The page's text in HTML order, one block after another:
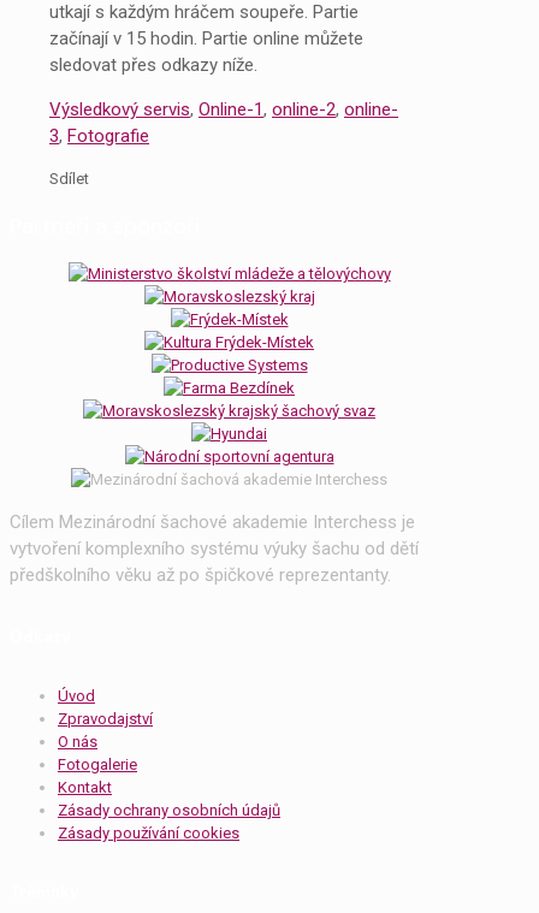
utkají s každým hráčem soupeře. Partie
začínají v 15 hodin. Partie online můžete
sledovat přes odkazy níže.
Výsledkový servis, Online-1, online-2, online-
3, Fotografie
Sdílet
Cílem Mezinárodní šachové akademie Interchess je
vytvoření komplexního systému výuky šachu od dětí
předškolního věku až po špičkové reprezentanty.
Úvod
Zpravodajství
O nás
Fotogalerie
Kontakt
Zásady ochrany osobních údajů
Zásady používání cookies